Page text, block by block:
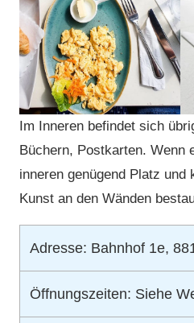
Im Inneren befindet sich
Büchern, Postkarten. Wenn
inneren genügend Platz und
Kunst an den Wänden
Adresse: Bahnhof 1e,
Öffnungszeiten: Siehe